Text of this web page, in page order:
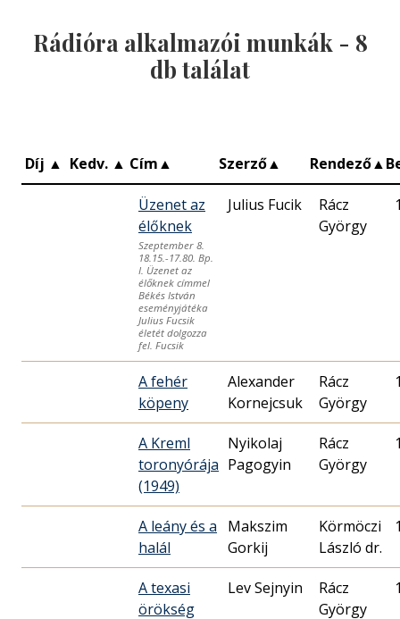
Rádióra alkalmazói munkák - 8
db találat
Díj ▲ Kedv. ▲ Cím▲ Szerző▲ Rendező▲
Üzenet az
élőknek
Szeptember 8.
18.15.-17.80. Bp.
I. Üzenet az
élőknek címmel
Békés István
eseményjátéka
Julius Fucsik
életét dolgozza
fel. Fucsik
Julius Fucik
Rácz
György
A fehér
köpeny
Alexander
Kornejcsuk
Rácz
György
A Kreml
toronyórája
(1949)
Nyikolaj
Pagogyin
Rácz
György
A leány és a
halál
Makszim
Gorkij
Körmöczi
László dr.
A texasi
örökség
Lev Sejnyin
Rácz
György